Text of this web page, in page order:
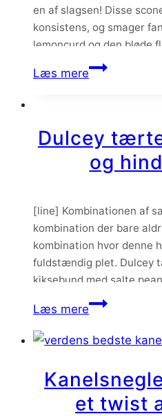
en af slagsen! Disse
konsistens, og smager
lemoncurd og den bløde
Læs mereScones
flødeskum
Dulcey
og
[line] Kombinationen af
kombination der bare
kombination hvor denne
fuldstændig plet. Dulcey
kiksebund med salte
hindbærcurd og en sød
karamelsmag på toppen.
Læs mereDulcey
med
og
hindbærcurd
et twist